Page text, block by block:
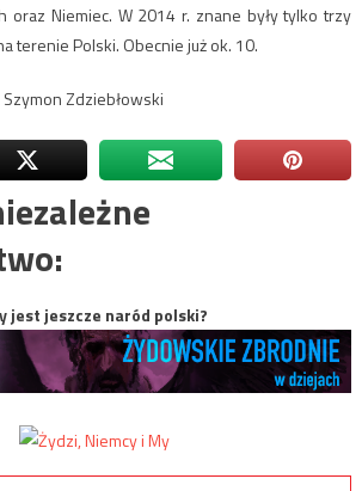
oraz Niemiec. W 2014 r. znane były tylko trzy
terenie Polski. Obecnie już ok. 10.
Zdziebłowski
jest jeszcze naród polski?